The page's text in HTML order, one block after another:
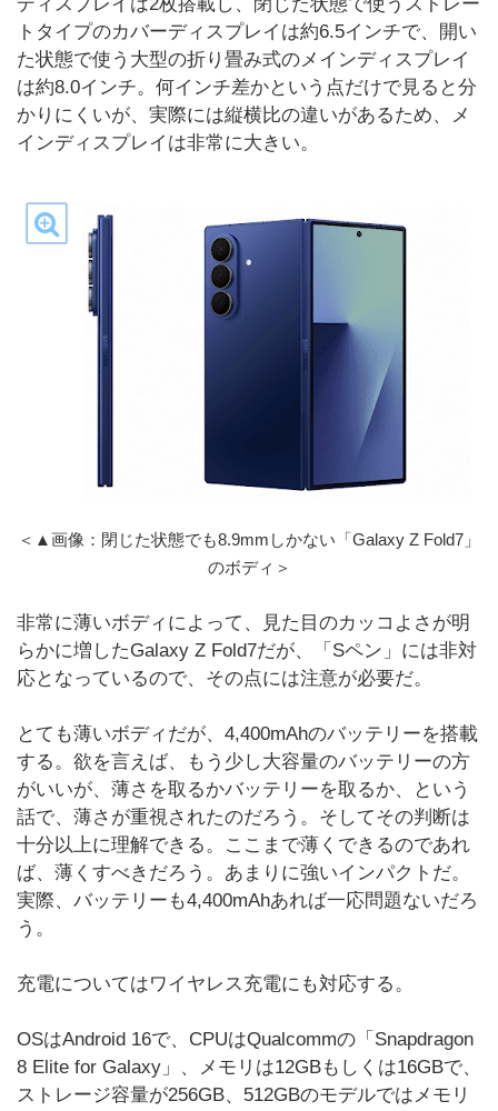
トタイプのカバーディスプレイは約6.5インチで、開い
た状態で使う大型の折り畳み式のメインディスプレイ
は約8.0インチ。何インチ差かという点だけで見ると分
かりにくいが、実際には縦横比の違いがあるため、メ
インディスプレイは非常に大きい。
＜▲画像：閉じた状態でも8.9mmしかない「Galaxy Z Fold7」
のボディ＞
非常に薄いボディによって、見た目のカッコよさが明
らかに増したGalaxy Z Fold7だが、「Sペン」には非対
応となっているので、その点には注意が必要だ。
とても薄いボディだが、4,400mAhのバッテリーを搭載
する。欲を言えば、もう少し大容量のバッテリーの方
がいいが、薄さを取るかバッテリーを取るか、という
話で、薄さが重視されたのだろう。そしてその判断は
十分以上に理解できる。ここまで薄くできるのであれ
ば、薄くすべきだろう。あまりに強いインパクトだ。
実際、バッテリーも4,400mAhあれば一応問題ないだろ
う。
充電についてはワイヤレス充電にも対応する。
OSはAndroid 16で、CPUはQualcommの「Snapdragon
8 Elite for Galaxy」、メモリは12GBもしくは16GBで、
ストレージ容量が256GB、512GBのモデルではメモリ